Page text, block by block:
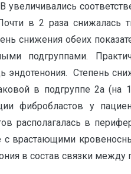
увеличивались
в 2 раза снижалась
снижения обеих
подгруппами.
эндотенония. Степень
в подгруппе 2а (на
фибробластов у
располагалась в
с врастающими
в состав связки между